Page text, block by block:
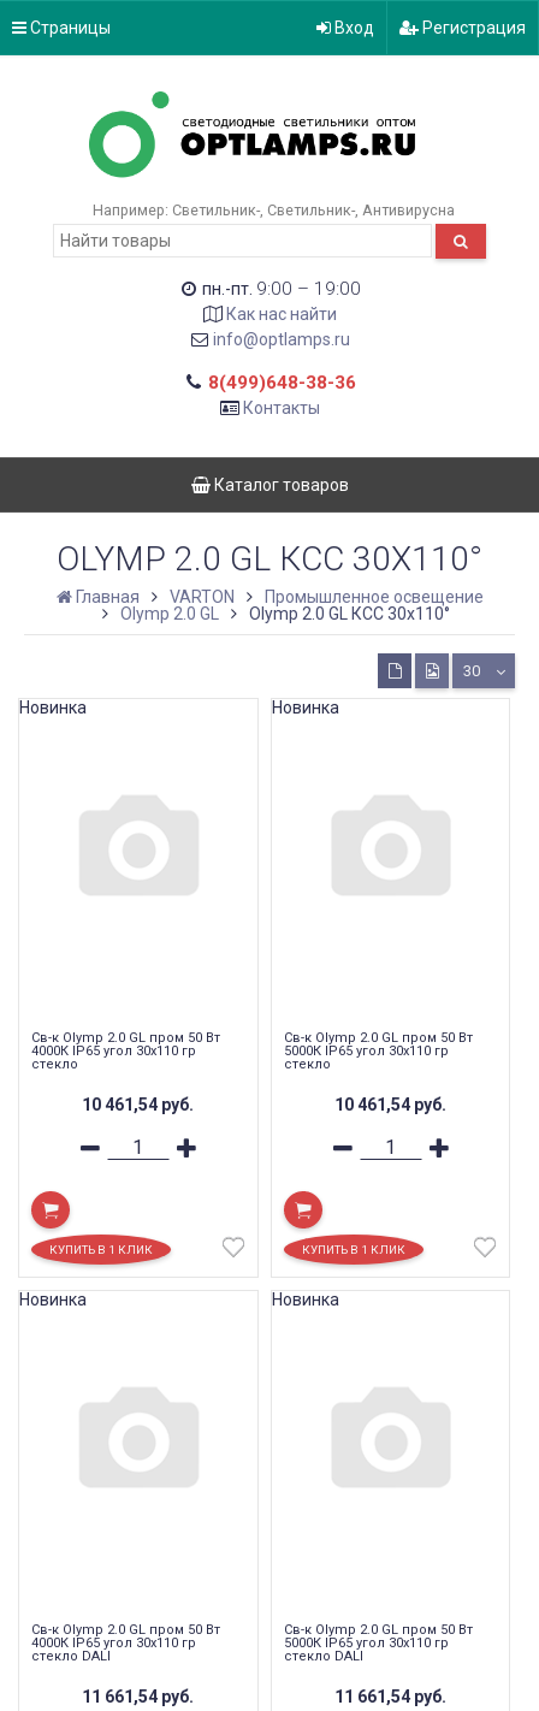
Страницы Вход Регистрация
Например: Светильник- Светильник- Антивирусна
пн.-пт. 9:00 – 19:00
Как нас найти
info@optlamps.ru
8(499)648-38-36
Контакты
Каталог товаров
OLYMP 2.0 GL КСС 30Х110°
Главная VARTON
Промышленное освещение
Olymp 2.0 GL
Olymp 2.0 GL КСС 30х110°
30
Св-к Olymp 2.0 GL пром 50 Вт
4000К IP65 угол 30x110 гр
стекло
10 461,54 руб.
Новинка
Св-к Olymp 2.0 GL пром 50 Вт
5000К IP65 угол 30x110 гр
стекло
10 461,54 руб.
Новинка
Св-к Olymp 2.0 GL пром 50 Вт
4000К IP65 угол 30x110 гр
стекло DALI
11 661,54 руб.
Новинка
Св-к Olymp 2.0 GL пром 50 Вт
5000К IP65 угол 30x110 гр
стекло DALI
11 661,54 руб.
Новинка